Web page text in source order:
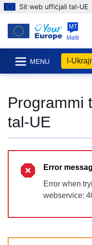
Sit web uffiċjali tal-UE
MT
Malti
MENU l-
Programmi
tal-UE
Error
Error when
webservice: